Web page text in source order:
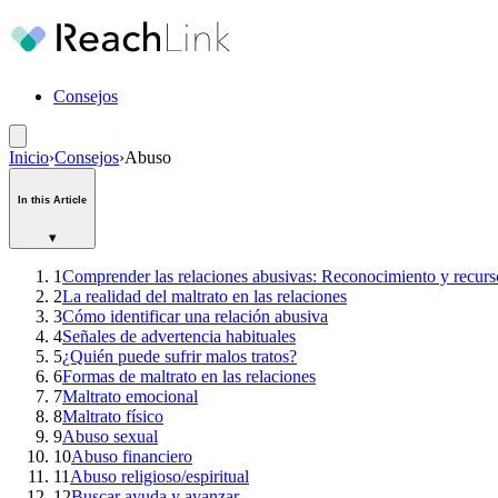
Consejos
Inicio›Consejos›Abuso
In this Article
▾
1Comprender las relaciones abusivas: Reconocimiento y
2La realidad del maltrato en las relaciones
3Cómo identificar una relación abusiva
4Señales de advertencia habituales
5¿Quién puede sufrir malos tratos?
6Formas de maltrato en las relaciones
7Maltrato emocional
8Maltrato físico
9Abuso sexual
10Abuso financiero
11 Abuso religioso/espiritual